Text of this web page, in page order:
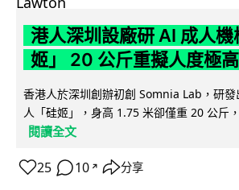
港人深圳設廠研 AI 成人機
姬」 20 公斤重擬人度極高
香港人於深圳創辦初創 Somnia Lab，研
人「硅姬」，身高 1.75 米卻僅重 20 公斤
閱讀全文
25 10 ↗ 分享